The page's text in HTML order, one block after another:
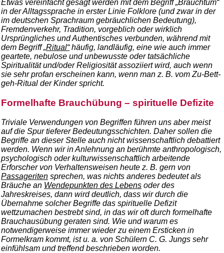
Etwas vereinfacht gesagt werden mit dem Begriff „Brauchtum“
in der Alltagssprache in erster Linie Folklore (und zwar in der
im deutschen Sprachraum gebräuchlichen Bedeutung),
Fremdenverkehr, Tradition, vorgeblich oder wirklich
Ursprüngliches und Authentisches verbunden, während mit
dem Begriff„Ritual“häufig, landläufig, eine wie auch immer
geartete, nebulose und unbewusste oder tatsächliche
Spiritualität und/oder Religiosität assoziiert wird, auch wenn
sie sehr profan erscheinen kann, wenn man z. B. vom Zu-Bett-
geh-Ritual der Kinder spricht.
Formelhafte Brauchübung – spirituelle Defizite
Triviale Verwendungen von Begriffen führen uns aber meist
auf die Spur tieferer Bedeutungsschichten. Daher sollen die
Begriffe an dieser Stelle auch nicht wissenschaftlich debattiert
werden. Wenn wir in Anlehnung an berühmte anthropologisch,
psychologisch oder kulturwissenschaftlich arbeitende
Erforscher von Verhaltensweisen heute z. B. gern von
Passageriten sprechen, was nichts anderes bedeutet als
Bräuche an Wendepunkten des Lebens oder des
Jahreskreises, dann wird deutlich, dass wir durch die
Übernahme solcher Begriffe das spirituelle Defizit
wettzumachen bestrebt sind, in das wir oft durch formelhafte
Brauchausübung geraten sind. Wie und warum es
notwendigerweise immer wieder zu einem Ersticken in
Formelkram kommt, ist u. a. von Schülern C. G. Jungs sehr
einfühlsam und treffend beschrieben worden.